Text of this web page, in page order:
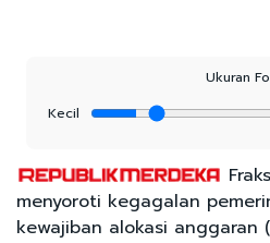
Ukuran
Kecil
menyoroti kegagalan
kewajiban alokasi anggaran